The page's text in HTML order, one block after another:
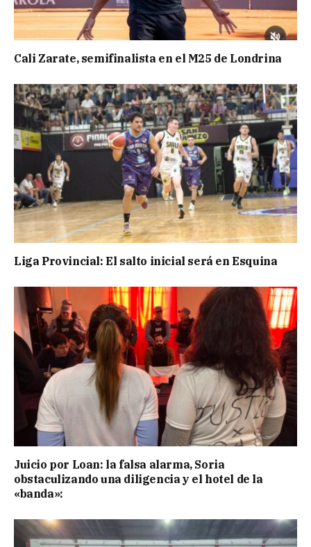
Cali Zarate, semifinalista en el M25 de Londrina
Liga Provincial: El salto inicial será en Esquina
Juicio por Loan: la falsa alarma, Soria
obstaculizando una diligencia y el hotel de la
«banda»: